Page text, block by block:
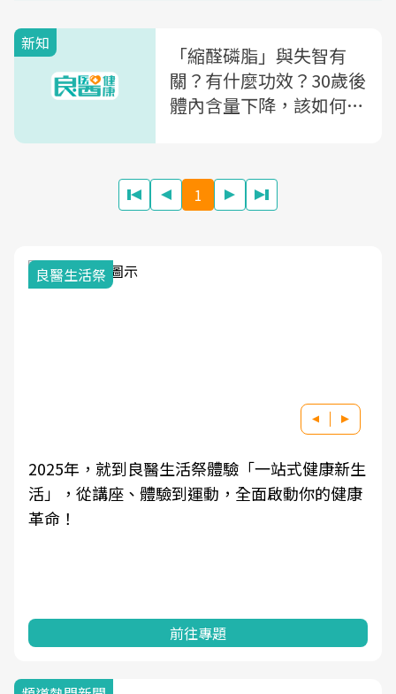
新知
「縮醛磷脂」與失智有
關？有什麼功效？30歲後
體內含量下降，該如何補
1
良醫生活祭
2025年，就到良醫生活祭體驗「一站式健康新生
活」，從講座、體驗到運動，全面啟動你的健康
革命！
前往專題